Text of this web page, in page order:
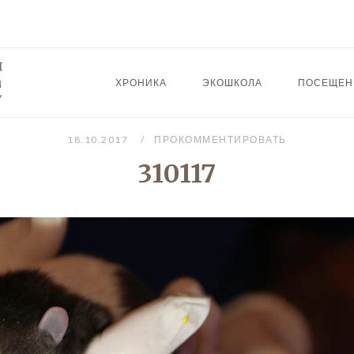
ХРОНИКА ЭКОШКОЛА
18.10.2017 ПРОКОММЕНТИРОВАТЬ
310117